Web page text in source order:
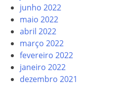
junho 2022
maio 2022
abril 2022
março 2022
fevereiro 2022
janeiro 2022
dezembro 2021